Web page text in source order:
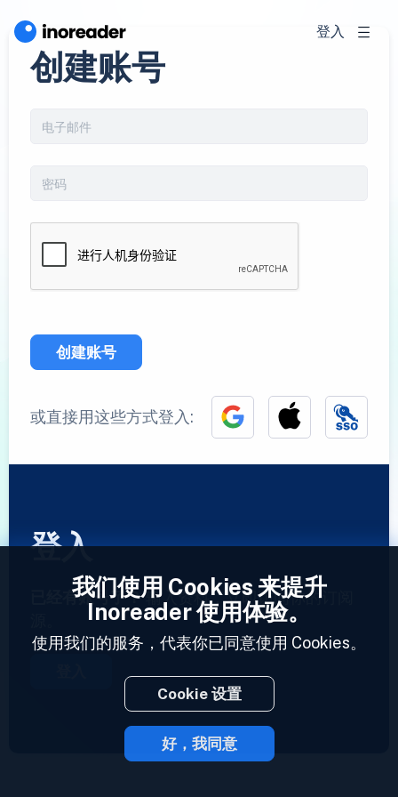
登入
创建账号
创建账号
或直接用这些方式登入:
登入
已经有账号了？输入资料，立即访问你的订阅
2023 © Inoreader
我们使用 Cookies 来提升
Inoreader 使用体验。
使用我们的服务，代表你已同意使用 Cookies。
Cookie 设置
好，我同意